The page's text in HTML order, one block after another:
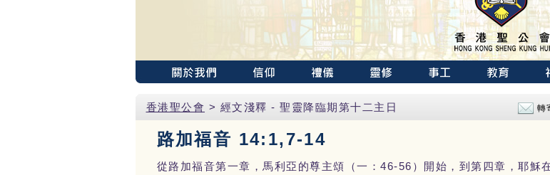
香港聖公會 > 經文淺釋 - 聖靈降臨期第十二主日 轉
路加福音 14:1,7-14
從路加福音第一章，馬利亞的尊主頌（一：46-56）開始，到第四章，耶穌